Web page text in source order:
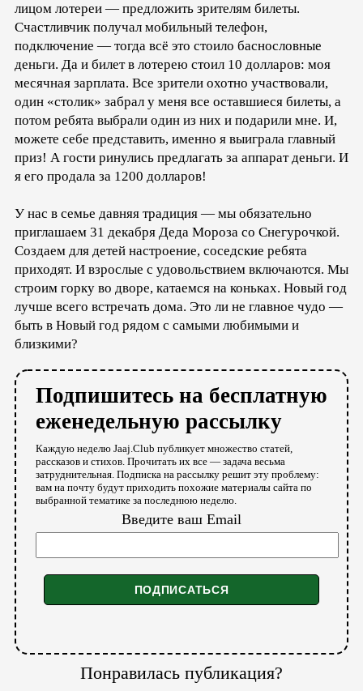
лицом лотереи — предложить зрителям билеты.
Счастливчик получал мобильный телефон,
подключение — тогда всё это стоило баснословные
деньги. Да и билет в лотерею стоил 10 долларов: моя
месячная зарплата. Все зрители охотно участвовали,
один «столик» забрал у меня все оставшиеся билеты, а
потом ребята выбрали один из них и подарили мне. И,
можете себе представить, именно я выиграла главный
приз! А гости ринулись предлагать за аппарат деньги. И
я его продала за 1200 долларов!
У нас в семье давняя традиция — мы обязательно
приглашаем 31 декабря Деда Мороза со Снегурочкой.
Создаем для детей настроение, соседские ребята
приходят. И взрослые с удовольствием включаются. Мы
строим горку во дворе, катаемся на коньках. Новый год
лучше всего встречать дома. Это ли не главное чудо —
быть в Новый год рядом с самыми любимыми и
близкими?
Подпишитесь на бесплатную
еженедельную рассылку
Каждую неделю Jaaj.Club публикует множество статей,
рассказов и стихов. Прочитать их все — задача весьма
затруднительная. Подписка на рассылку решит эту проблему:
вам на почту будут приходить похожие материалы сайта по
выбранной тематике за последнюю неделю.
Введите ваш Email
Понравилась публикация?